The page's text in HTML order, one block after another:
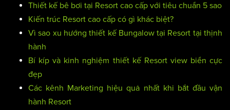
Thiết kế bê bơi tại Resort cao cấp với tiêu chuẩn 5 sao
Kiến trúc Resort cao cấp có gì khác biệt?
Vì sao xu hướng thiết kế Bungalow tại Resort tại thịnh
hành
Bí kíp và kinh nghiệm thiết kế Resort view biển cực
đẹp
Các kênh Marketing hiệu quả nhất khi bắt đầu vận
hành Resort